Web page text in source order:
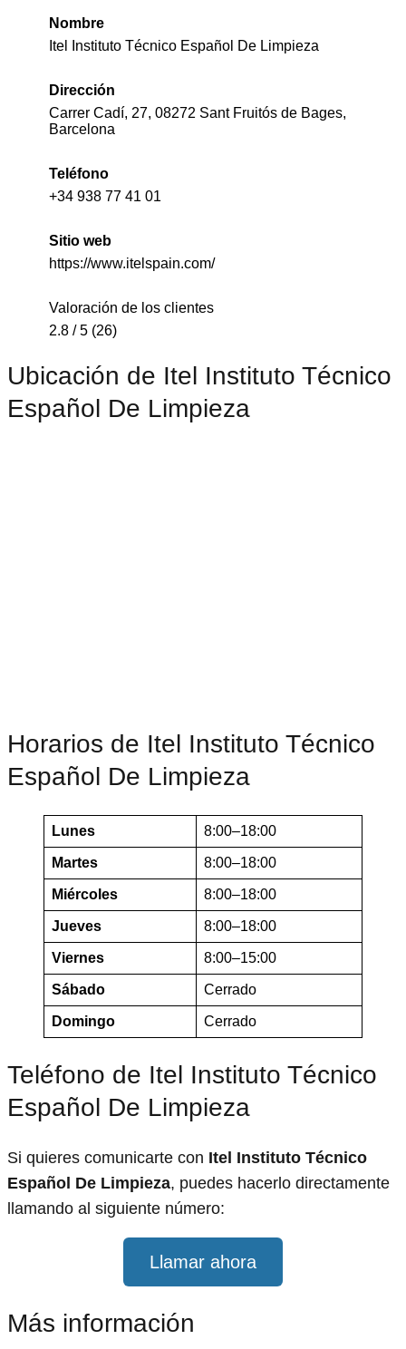
Nombre
Itel Instituto Técnico Español De Limpieza
Dirección
Carrer Cadí, 27, 08272 Sant Fruitós de Bages,
Barcelona
Teléfono
+34 938 77 41 01
Sitio web
https://www.itelspain.com/
Valoración de los clientes
2.8 / 5 (26)
Ubicación de Itel Instituto Técnico
Español De Limpieza
Horarios de Itel Instituto Técnico
Español De Limpieza
Lunes 8:00–18:00
Martes 8:00–18:00
Miércoles 8:00–18:00
Jueves 8:00–18:00
Viernes 8:00–15:00
Sábado Cerrado
Domingo Cerrado
Teléfono de Itel Instituto Técnico
Español De Limpieza
Si quieres comunicarte con Itel Instituto Técnico
Español De Limpieza, puedes hacerlo directamente
llamando al siguiente número:
Llamar ahora
Más información